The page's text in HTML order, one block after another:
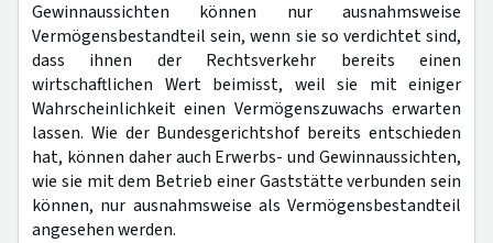
Gewinnaussichten können nur ausnahmsweise
Vermögensbestandteil sein, wenn sie so verdichtet sind,
dass ihnen der Rechtsverkehr bereits einen
wirtschaftlichen Wert beimisst, weil sie mit einiger
Wahrscheinlichkeit einen Vermögenszuwachs erwarten
lassen. Wie der Bundesgerichtshof bereits entschieden
hat, können daher auch Erwerbs- und Gewinnaussichten,
wie sie mit dem Betrieb einer Gaststätte verbunden sein
können, nur ausnahmsweise als Vermögensbestandteil
angesehen werden.